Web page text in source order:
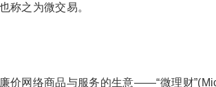
称之为微交易。
价网络商品与服务的生意——“微理财